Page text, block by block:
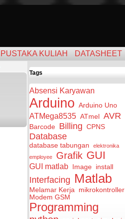
PUSTAKA KULIAH DATASHEET
Tags
Absensi Karyawan
Arduino Arduino Uno
ATMega8535 ATmel AVR
Barcode Billing CPNS
Database
database tabungan
elektronika
employee
Grafik GUI
GUI matlab Image install
Interfacing Matlab
Melamar Kerja mikrokontroller
Modem GSM
Programming